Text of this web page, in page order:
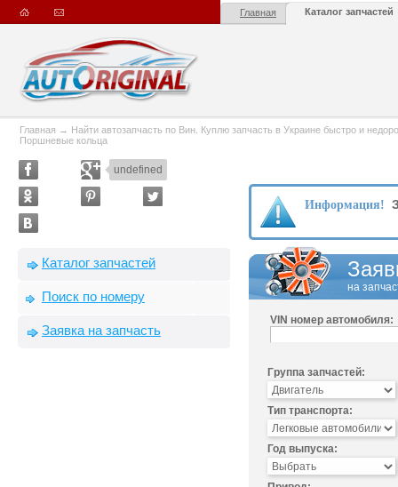
Главная Каталог запчастей
Главная → Найти автозапчасть по Вин. Куплю запчасть в Украине быстро и
Поршневые кольца
undefined
Каталог запчастей
Поиск по номеру
Заявка на запчасть
Информация!
на
VIN номер автомобиля:
Группа запчастей:
Тип транспорта:
Год выпуска: